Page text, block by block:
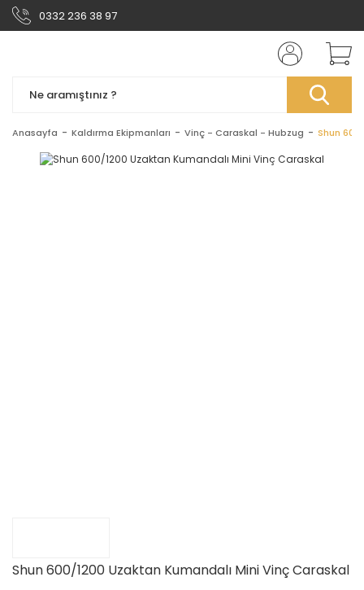
0332 236 38 97
Anasayfa Kaldırma Ekipmanları Vinç - Caraskal - Hubzug Shun
Shun 600/1200 Uzaktan Kumandalı Mini Vinç Caraskal